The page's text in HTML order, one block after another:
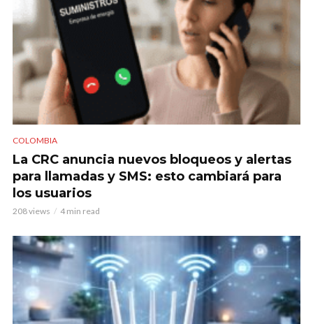
COLOMBIA
La CRC anuncia nuevos bloqueos y alertas
para llamadas y SMS: esto cambiará para
los usuarios
208 views 4 min read